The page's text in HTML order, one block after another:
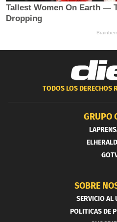
TODOS LOS DERECHOS
GRUPO
SOBRE
SERVICIO AL
POLITICAS DE